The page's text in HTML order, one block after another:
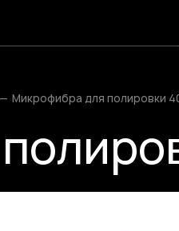
Микрофибра для полировки